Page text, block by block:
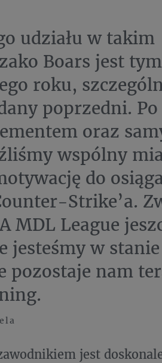
udziału w takim
Boars jest
roku,
poprzedni. Po
oraz
wspólny
do
Strike’a.
MDL League
jesteśmy w
pozostaje nam
jest